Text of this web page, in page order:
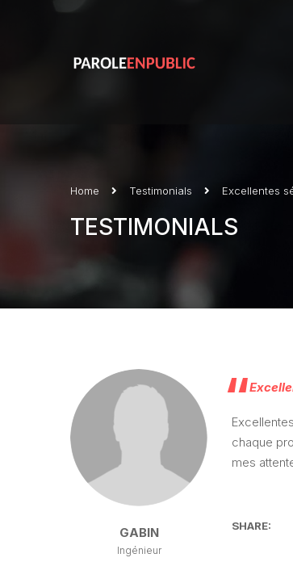
Home Testimonials Excellentes
TESTIMONIALS
GABIN
Ingénieur
chaque
mes
SHARE: